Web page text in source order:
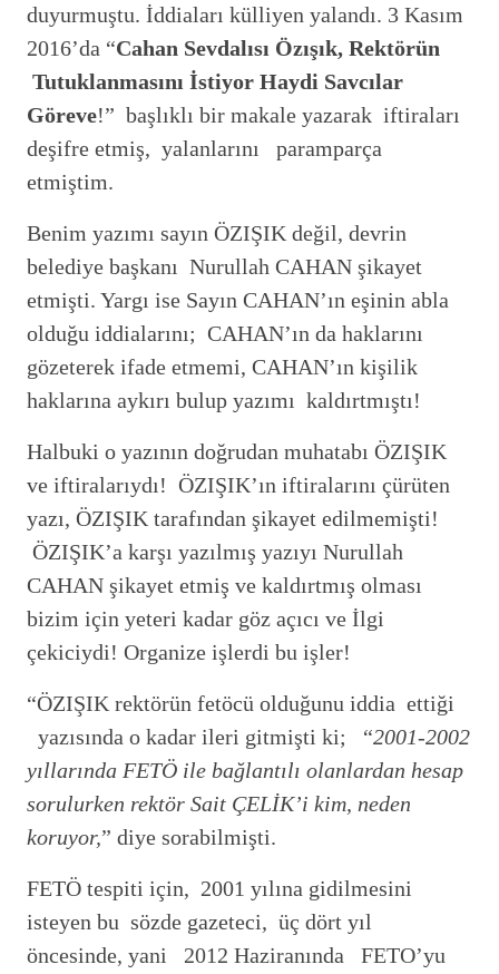
duyurmuştu. İddiaları külliyen yalandı. 3 Kasım
2016’da “Cahan Sevdalısı Özışık, Rektörün
Tutuklanmasını İstiyor Haydi Savcılar
Göreve!” başlıklı bir makale yazarak iftiraları
deşifre etmiş, yalanlarını paramparça
etmiştim.
Benim yazımı sayın ÖZIŞIK değil, devrin
belediye başkanı Nurullah CAHAN şikayet
etmişti. Yargı ise Sayın CAHAN’ın eşinin abla
olduğu iddialarını; CAHAN’ın da haklarını
gözeterek ifade etmemi, CAHAN’ın kişilik
haklarına aykırı bulup yazımı kaldırtmıştı!
Halbuki o yazının doğrudan muhatabı ÖZIŞIK
ve iftiralarıydı! ÖZIŞIK’ın iftiralarını çürüten
yazı, ÖZIŞIK tarafından şikayet edilmemişti!
ÖZIŞIK’a karşı yazılmış yazıyı Nurullah
CAHAN şikayet etmiş ve kaldırtmış olması
bizim için yeteri kadar göz açıcı ve İlgi
çekiciydi! Organize işlerdi bu işler!
“ÖZIŞIK rektörün fetöcü olduğunu iddia ettiği
yazısında o kadar ileri gitmişti ki; “2001-2002
yıllarında FETÖ ile bağlantılı olanlardan hesap
sorulurken rektör Sait ÇELİK’i kim, neden
koruyor,” diye sorabilmişti.
FETÖ tespiti için, 2001 yılına gidilmesini
isteyen bu sözde gazeteci, üç dört yıl
öncesinde, yani 2012 Haziranında FETO’yu